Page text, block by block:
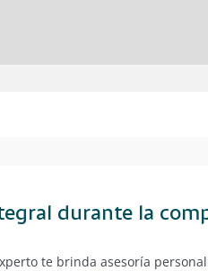
durante la
te brinda asesoría